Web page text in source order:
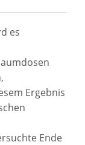
es
Ergebnis
Ende